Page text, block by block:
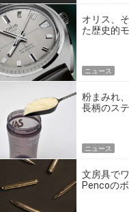
オリス、
た歴史的
ニュース
粉まみれ
長柄のス
ニュース
文房具で
Pencoの